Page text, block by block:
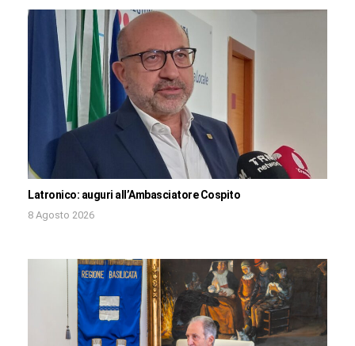
Latronico: auguri all’Ambasciatore Cospito
8 Agosto 2026